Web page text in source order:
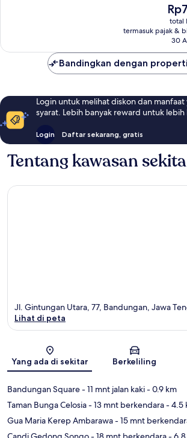
total
termasuk pajak &
30
Bandingkan dengan
Login untuk melihat diskon dan
syarat. Lebih banyak reward untuk
Login Daftar sekarang, gratis
Tentang kawasan
Peta
Jl. Gintungan Utara, 77, Bandungan, Jawa
Lihat di peta
Yang ada di sekitar Berkeliling
Bandungan Square- 11 mnt jalan kaki- 0.9 km
Taman Bunga Celosia- 13 mnt berkendara- 4.5
Gua Maria Kerep Ambarawa- 15 mnt